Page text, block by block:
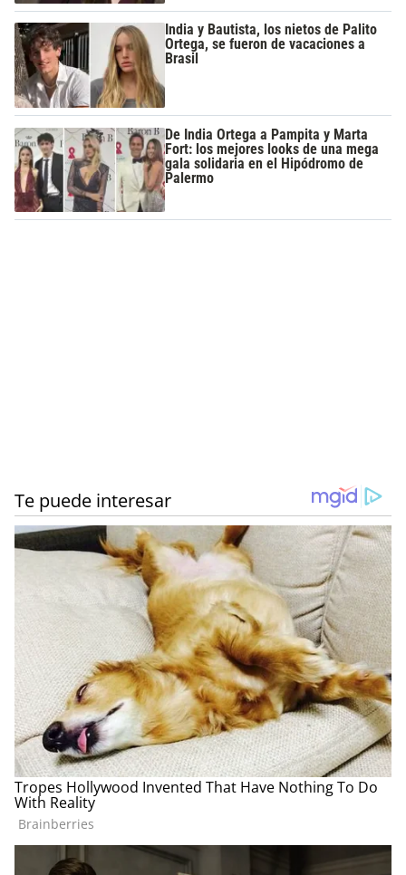
India y Bautista, los nietos de Palito
Ortega, se fueron de vacaciones a
Brasil
De India Ortega a Pampita y Marta
Fort: los mejores looks de una mega
gala solidaria en el Hipódromo de
Palermo